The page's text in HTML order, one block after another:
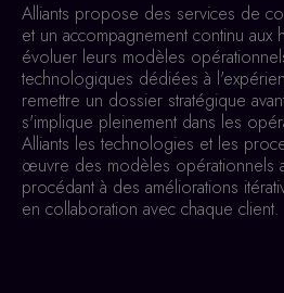
Alliants propose des services de
et un accompagnement continu aux
évoluer leurs modèles
technologiques dédiées à
remettre un dossier stratégique
s'implique pleinement dans les
Alliants les technologies et les
œuvre des modèles opérationnels
procédant à des améliorations
en collaboration avec chaque client.